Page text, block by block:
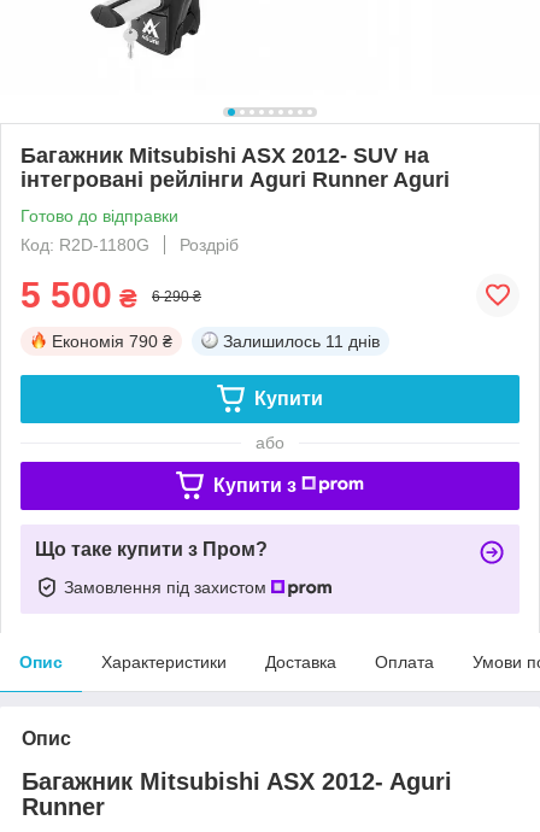
Багажник Mitsubishi ASX 2012- SUV на
інтегровані рейлінги Aguri Runner Aguri
Готово до відправки
Код: R2D-1180G
Роздріб
5 500 ₴ 6 290 ₴
Економія 790 ₴ Залишилось 11 днів
Купити
або
Купити з
Що таке купити з Пром?
Замовлення під захистом
Опис Характеристики Доставка Оплата Умови
Опис
Багажник Mitsubishi ASX 2012- Aguri
Runner